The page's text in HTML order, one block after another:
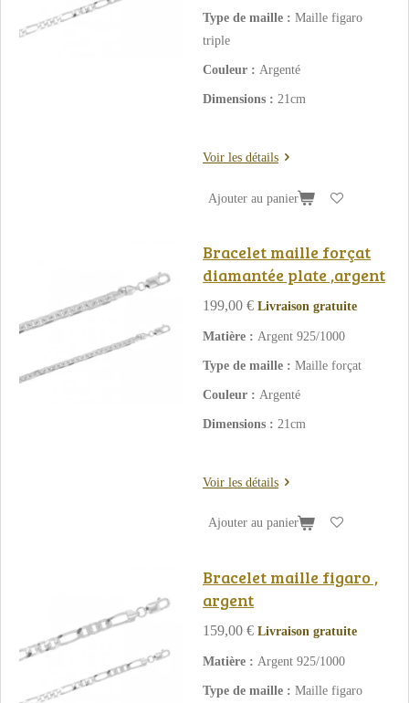
Type de maille : Maille figaro
triple
Couleur : Argenté
Dimensions : 21cm
Voir les détails
Ajouter au panier
Bracelet maille forçat
diamantée plate ,argent
199,00 € Livraison gratuite
Matière : Argent 925/1000
Type de maille : Maille forçat
Couleur : Argenté
Dimensions : 21cm
Voir les détails
Ajouter au panier
Bracelet maille figaro ,
argent
159,00 € Livraison gratuite
Matière : Argent 925/1000
Type de maille : Maille figaro